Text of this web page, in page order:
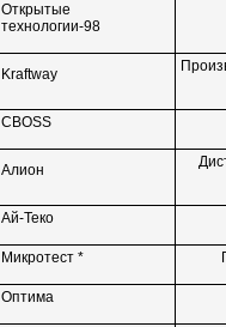
Открытые
технологии-98
Kraftway
CBOSS
Алион
Ай-Теко
Микротест *
Оптима